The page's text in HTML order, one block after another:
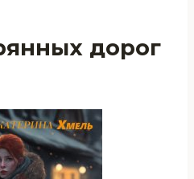
дорог